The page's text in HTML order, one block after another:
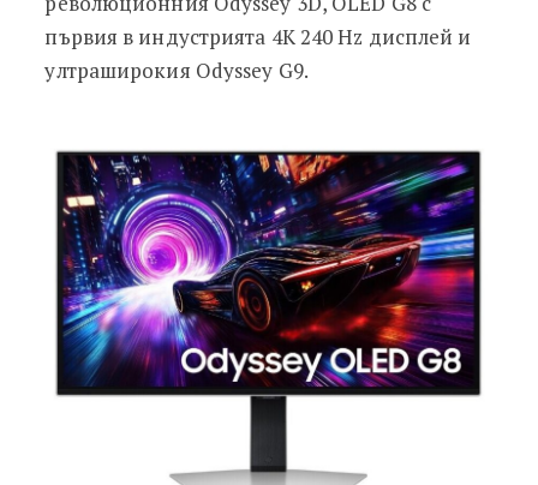
първия в индустрията 4K 240 Hz дисплей и
ултраширокия Odyssey G9.